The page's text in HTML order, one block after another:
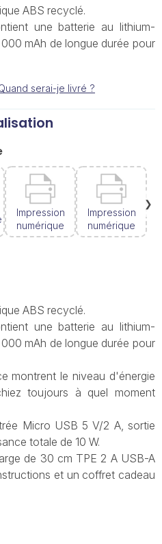
ABS recyclé.
une batterie au lithium-
mAh de longue durée pour
serai-je livré ?
Impression
numérique
Impression
numérique
❯
ABS recyclé.
une batterie au lithium-
mAh de longue durée pour
montrent le niveau d'énergie
toujours à quel moment
Micro USB 5 V/2 A, sortie
totale de 10 W.
de 30 cm TPE 2 A USB-A
et un coffret cadeau